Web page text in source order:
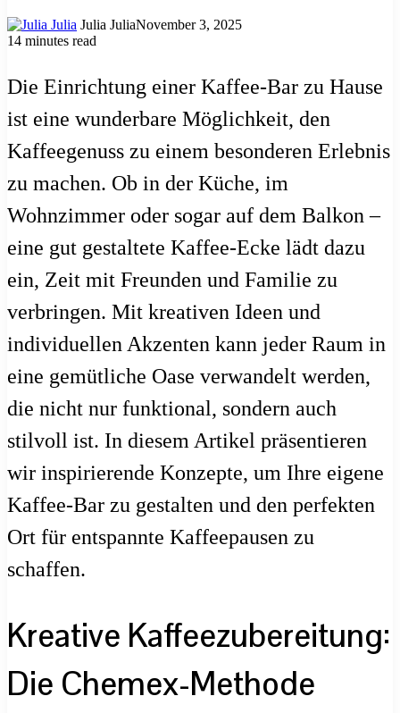
Julia JuliaNovember 3, 2025
14 minutes read
Die Einrichtung einer Kaffee-Bar zu Hause
ist eine wunderbare Möglichkeit, den
Kaffeegenuss zu einem besonderen Erlebnis
zu machen. Ob in der Küche, im
Wohnzimmer oder sogar auf dem Balkon –
eine gut gestaltete Kaffee-Ecke lädt dazu
ein, Zeit mit Freunden und Familie zu
verbringen. Mit kreativen Ideen und
individuellen Akzenten kann jeder Raum in
eine gemütliche Oase verwandelt werden,
die nicht nur funktional, sondern auch
stilvoll ist. In diesem Artikel präsentieren
wir inspirierende Konzepte, um Ihre eigene
Kaffee-Bar zu gestalten und den perfekten
Ort für entspannte Kaffeepausen zu
schaffen.
Kreative Kaffeezubereitung:
Die Chemex-Methode